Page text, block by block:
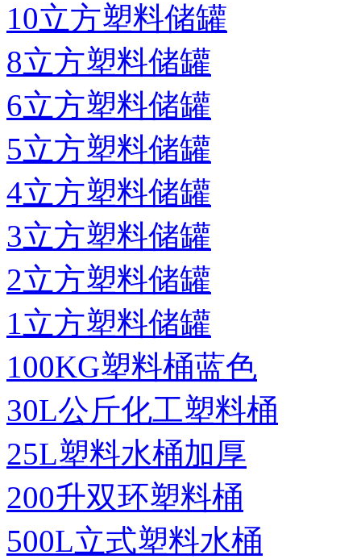
10立方塑料储罐
8立方塑料储罐
6立方塑料储罐
5立方塑料储罐
4立方塑料储罐
3立方塑料储罐
2立方塑料储罐
1立方塑料储罐
100KG塑料桶蓝色
30L公斤化工塑料桶
25L塑料水桶加厚
200升双环塑料桶
500L立式塑料水桶